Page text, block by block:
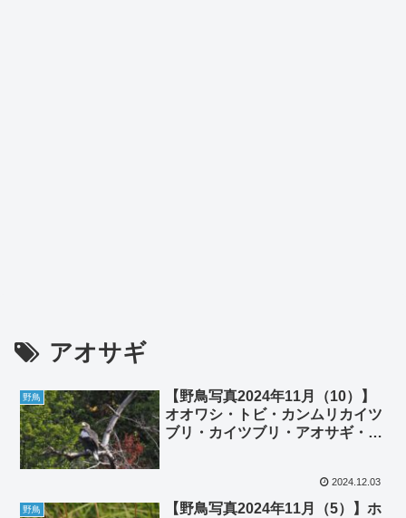
アオサギ
野鳥
【野鳥写真2024年11月（10）】
オオワシ・トビ・カンムリカイツ
ブリ・カイツブリ・アオサギ・コ
2024.12.03
野鳥
【野鳥写真2024年11月（5）】ホ